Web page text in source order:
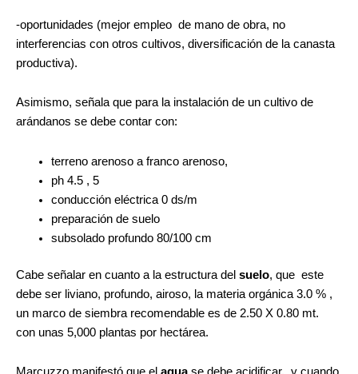
-oportunidades (mejor empleo de mano de obra, no
interferencias con otros cultivos, diversificación de la canasta
productiva).
Asimismo, señala que para la instalación de un cultivo de
arándanos se debe contar con:
terreno arenoso a franco arenoso,
ph 4.5 , 5
conducción eléctrica 0 ds/m
preparación de suelo
subsolado profundo 80/100 cm
Cabe señalar en cuanto a la estructura del suelo, que este
debe ser liviano, profundo, airoso, la materia orgánica 3.0 % ,
un marco de siembra recomendable es de 2.50 X 0.80 mt.
con unas 5,000 plantas por hectárea.